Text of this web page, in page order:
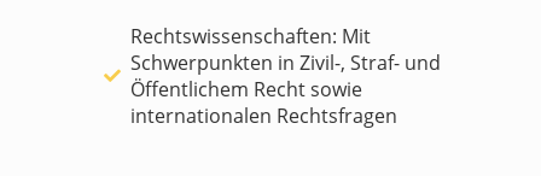
Rechtswissenschaften: Mit
Schwerpunkten in Zivil-, Straf- und
Öffentlichem Recht sowie
internationalen Rechtsfragen